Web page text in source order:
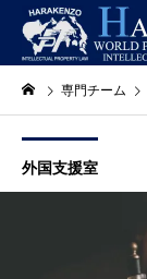
専門チーム
外国支援室